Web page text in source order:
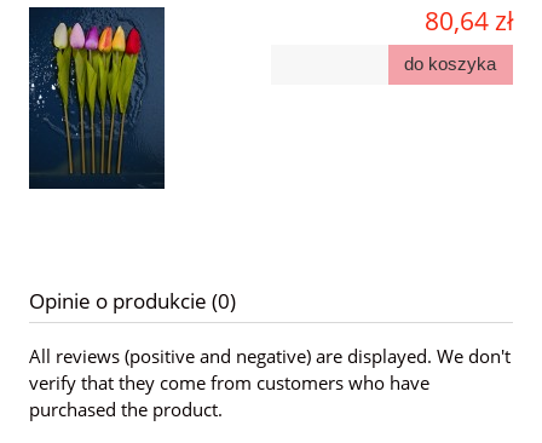
80,64 zł
do koszyka
Opinie o produkcie (0)
All reviews (positive and negative) are displayed. We don't
verify that they come from customers who have
purchased the product.